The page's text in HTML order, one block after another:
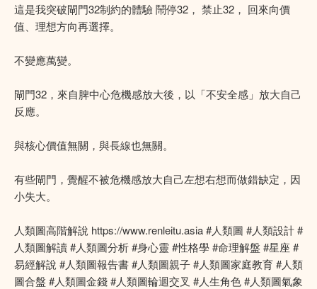
這是我突破閘門32制約的體驗 鬧停32， 禁止32， 回來向價
值、理想方向再選擇。
不變應萬變。
閘門32，來自脾中心危機感放大後，以「不安全感」放大自己
反應。
與核心價值無關，與長線也無關。
有些閘門，覺醒不被危機感放大自己左想右想而做錯缺定，因
小失大。
人類圖高階解說 https://www.renleitu.asia #人類圖 #人類設計 #
人類圖解讀 #人類圖分析 #身心靈 #性格學 #命理解盤 #星座 #
易經解說 #人類圖報告書 #人類圖親子 #人類圖家庭教育 #人類
圖合盤 #人類圖金錢 #人類圖輪迴交叉 #人生角色 #人類圖氣象